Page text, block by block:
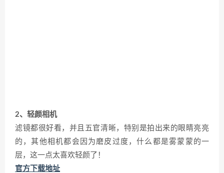
2、轻颜相机
滤镜都很好看，并且五官清晰，特别是拍出来的眼睛亮亮
的，其他相机都会因为磨皮过度，什么都是雾蒙蒙的一
层，这一点太喜欢轻颜了！
官方下载地址